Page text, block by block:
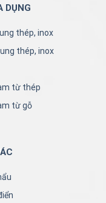
DỤNG
thép, inox
thép, inox
từ thép
từ gỗ